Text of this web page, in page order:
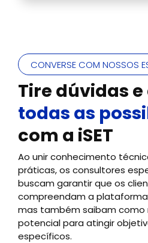
CONVERSE COM NOSSOS
Tire dúvidas
todas as
com a iSET
Ao unir conhecimento
práticas, os consultores
buscam garantir que os
compreendam a
mas também saibam como
potencial para atingir
específicos.